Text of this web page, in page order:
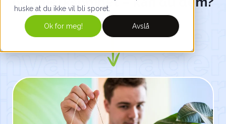
huske at du ikke vil bli sporet.
Ok for meg! Avslå